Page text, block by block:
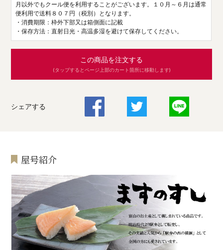
月以外でもクール便を利用することがございます。１０月～６月は通常
便利用で送料８０７円（税別）となります。
・消費期限：枠外下部又は箱側面に記載
・保存方法：直射日光・高温多湿を避けて保存してください。
この商品を注文する
(タップするとページ上部のカート箇所に移動します)
シェアする
屋号紹介